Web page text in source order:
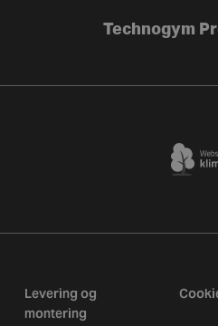
Technogym
Levering og
montering